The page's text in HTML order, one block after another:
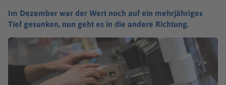
Im Dezember war der Wert noch auf ein mehrjähriges
Tief gesunken, nun geht es in die andere Richtung.